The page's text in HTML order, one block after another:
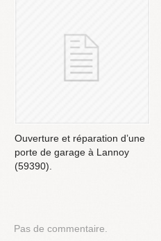
Ouverture et réparation d’une
porte de garage à Lannoy
(59390).
Pas de commentaire.